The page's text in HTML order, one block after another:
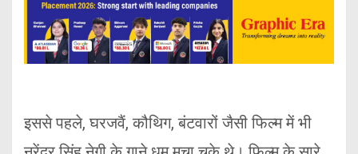
इससे पहले, घरजवैं, कौथिग, बंटवारों जैसी फिल्म में भी